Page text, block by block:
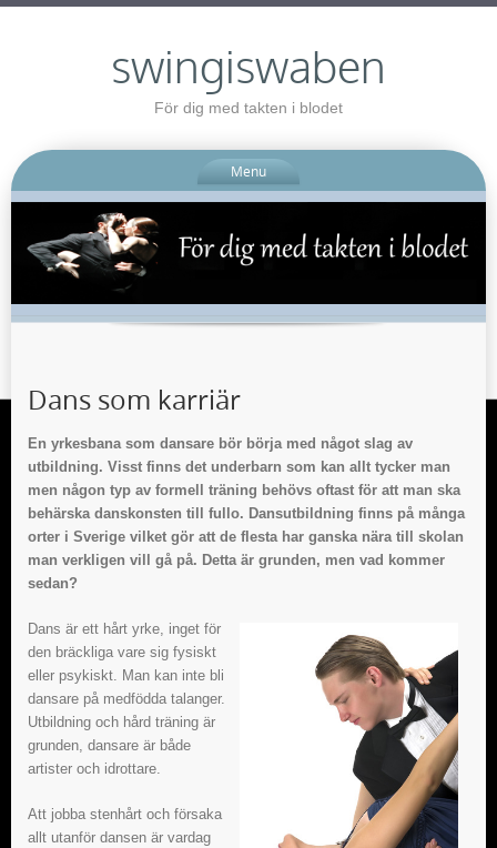
swingiswaben
För dig med takten i blodet
Menu
Dans som karriär
En yrkesbana som dansare bör börja med något slag av
utbildning. Visst finns det underbarn som kan allt tycker man
men någon typ av formell träning behövs oftast för att man ska
behärska danskonsten till fullo. Dansutbildning finns på många
orter i Sverige vilket gör att de flesta har ganska nära till skolan
man verkligen vill gå på. Detta är grunden, men vad kommer
sedan?
Dans är ett hårt yrke, inget för
den bräckliga vare sig fysiskt
eller psykiskt. Man kan inte bli
dansare på medfödda talanger.
Utbildning och hård träning är
grunden, dansare är både
artister och idrottare.
Att jobba stenhårt och försaka
allt utanför dansen är vardag